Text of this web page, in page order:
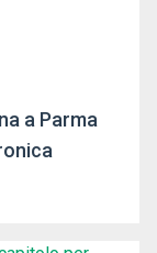
a Parma